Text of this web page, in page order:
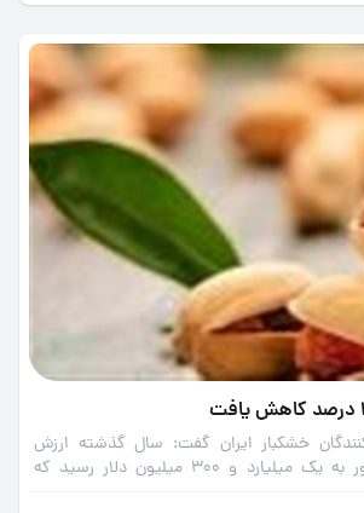
خشکبار ایران گفت: سال گذشته ارزش
صادرات خشکبار کشور به یک میلیارد و 300 میلیون دلار رسید که